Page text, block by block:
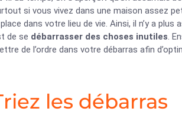
si vous vivez dans une maison assez
dans votre lieu de vie. Ainsi, il n’y a
de se débarrasser des choses inutiles.
de l’ordre dans votre débarras afin
les débarras